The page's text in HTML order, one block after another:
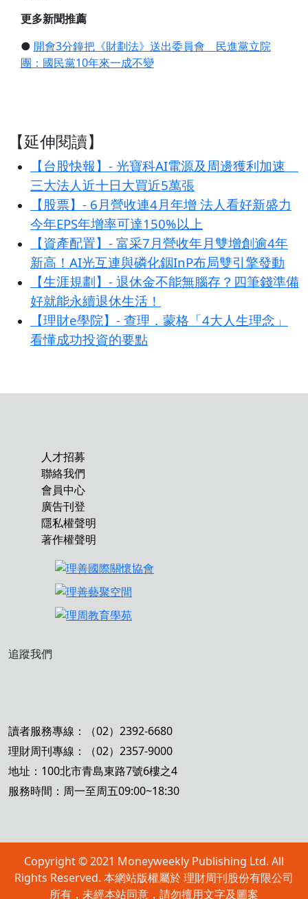
更多新聞推薦
● 開會3分鐘把《財劃法》送出委員會 民進黨立院
團：國民黨10年來一成不變
【延伸閱讀】
【台股快報】- 光寶科AI電源及周邊獲利加速
三大法人近十日大買近5萬張
【股票】- 6月營收連4月年增 法人看好新盛力
今年EPS年增率可達150%以上
【資產配置】- 富采7月營收年月雙增創逾4年
新高！AI光互連與磷化銦InP布局雙引擎發動
【生涯規劃】- 退休金不能無腦存？四筆錢準備
好就能永續退休生活！
【理財e學院】- 查理．蒙格「4大人生理念」
看懂成功投資的要點
人才招募
聯絡我們
會員中心
廣告刊登
隱私權聲明
著作權聲明
追蹤我們
讀者服務專線：（02）2392-6680
理財周刊專線：（02）2357-9000
地址：100北市青島東路7號6樓之4
服務時間：周一至周五09:00~18:30
Copyright © 2021 Moneyweekly Publishing Ltd. All
Rights Reserved. 本網站版權屬於 理財周刊股份有限公司
所有，未經本站同意，請勿擅用文字及圖案